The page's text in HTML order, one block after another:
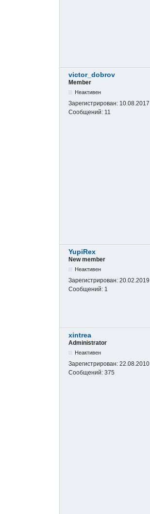
victor_dobrov
Member
Неактивен
Зарегистрирован: 10.08.2017
Сообщений: 11
YupiRex
New member
Неактивен
Зарегистрирован: 20.02.2019
Сообщений: 1
xintrea
Administrator
Неактивен
Зарегистрирован: 22.08.2010
Сообщений: 375